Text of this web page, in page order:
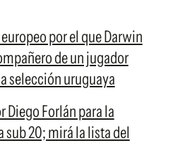
por el que Darwin
de un jugador
selección uruguaya
Diego Forlán para la
20; mirá la lista del